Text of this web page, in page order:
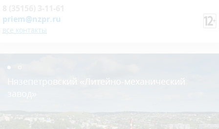
priem@nzpr.ru
все контакты
Нязепетровский «Литейно-механический